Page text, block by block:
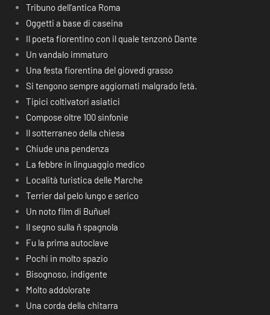
Tribuno dell’antica Roma
Oggetti a base di caseina
Il poeta fiorentino con il quale tenzonò Dante
Un vandalo immaturo
Una festa fiorentina del giovedì grasso
Si tengono sempre aggiornati malgrado l’età.
Tipici coltivatori asiatici
Compose oltre 100 sinfonie
Il sotterraneo della chiesa
Chiude una pendenza
La febbre in linguaggio medico
Località turistica delle Marche
Terrier dal pelo lungo e serico
Un noto film di Buñuel
Il segno sulla ñ spagnola
Fu la prima autoclave
Pochi in molto spazio
Bisognoso, indigente
Molto addolorate
Una corda della chitarra